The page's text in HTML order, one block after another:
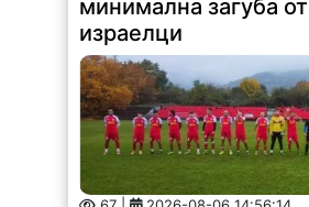
67 | 2026-08-06 14:56:14
Ком (Берковица) загуби с